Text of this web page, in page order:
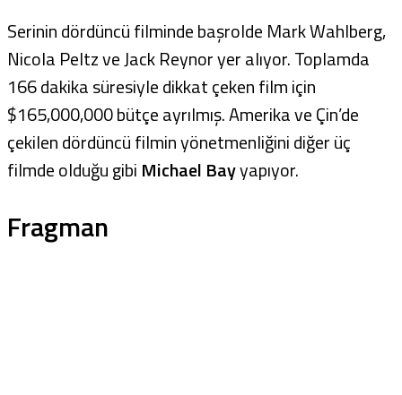
Serinin dördüncü filminde başrolde Mark Wahlberg,
Nicola Peltz ve Jack Reynor yer alıyor. Toplamda
166 dakika süresiyle dikkat çeken film için
$165,000,000 bütçe ayrılmış. Amerika ve Çin’de
çekilen dördüncü filmin yönetmenliğini diğer üç
filmde olduğu gibi Michael Bayyapıyor.
Fragman